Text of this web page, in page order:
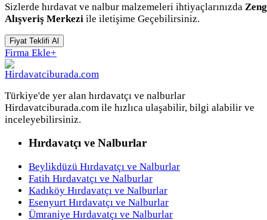
Sizlerde hırdavat ve nalbur malzemeleri ihtiyaçlarınızda
Alışveriş Merkezi ile iletişime Geçebilirsiniz.
Fiyat Teklifi Al
Firma Ekle+
Türkiye'de yer alan hırdavatçı ve nalburlar
Hirdavatciburada.com ile hızlıca ulaşabilir, bilgi alabilir ve
inceleyebilirsiniz.
Hırdavatçı ve Nalburlar
Beylikdüzü Hırdavatçı ve Nalburlar
Fatih Hırdavatçı ve Nalburlar
Kadıköy Hırdavatçı ve Nalburlar
Esenyurt Hırdavatçı ve Nalburlar
Ümraniye Hırdavatçı ve Nalburlar